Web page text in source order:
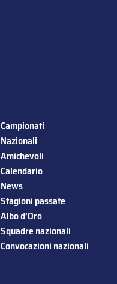
Campionati
Nazionali
Amichevoli
Calendario
News
Stagioni passate
Albo d’Oro
Squadre nazionali
Convocazioni nazionali